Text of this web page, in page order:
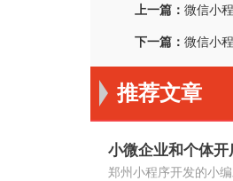
上一篇： 微信小
下一篇： 微信小
推荐文章
小微企业和个体
郑州小程序开发的小